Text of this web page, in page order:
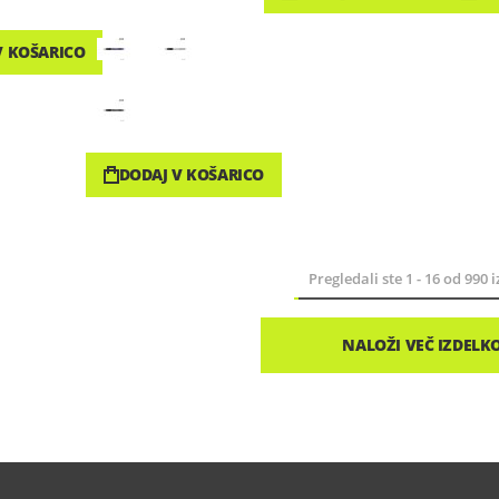
KOŠARICO
DODAJ V KOŠARICO
Pregledali ste 1 - 16od 990
NALOŽI VEČ